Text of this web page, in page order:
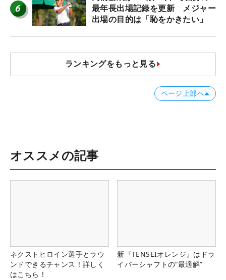
6
最年長出場記録を更新 メジャー
出場の目的は「恥をかきたい」
ランキングをもっと見る
ページ上部へ
オススメの記事
ネクストヒロイン選手とラウ
ンドできるチャンス！詳しく
はこちら！
新『TENSEIオレンジ』はドラ
イバーシャフトの“最適解”